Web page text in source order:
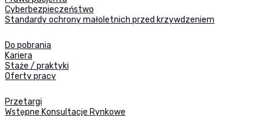
Cyberbezpieczeństwo
Standardy ochrony małoletnich przed krzywdzeniem
Do pobrania
Kariera
Staże / praktyki
Oferty pracy
Przetargi
Wstępne Konsultacje Rynkowe